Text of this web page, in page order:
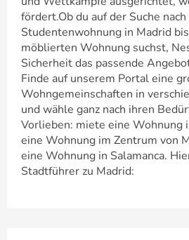
fördert.Ob du auf der Suche
Studentenwohnung in Madrid
möblierten Wohnung suchst,
Sicherheit das passende
Finde auf unserem Portal eine
Wohngemeinschaften in
und wähle ganz nach ihren
Vorlieben: miete eine Wohnung
eine Wohnung im Zentrum von
eine Wohnung in Salamanca.
Stadtführer zu Madrid: